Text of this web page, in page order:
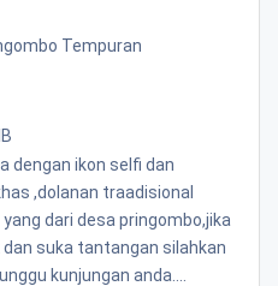
Tempuran
dengan ikon selfi dan
,dolanan traadisional
dari desa pringombo,jika
suka tantangan silahkan
kunjungan anda....